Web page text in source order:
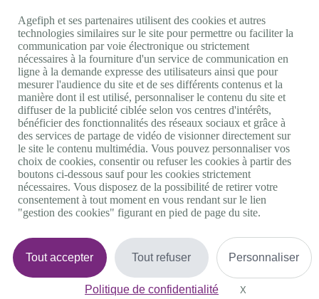
Nos autres sites
Site portail Agefiph
Activateur de progrès
Handinnov
Innovation et recherche
Université du RRH
Service AppuiPro
Nous suivre
Youtube
Linkedin
Facebook
Twitter
0 800 11 10 09Services & appel gratuitsDe 9h à 18h.
Nous contacter
Plateforme de mise en contact LSF
Gestion des cookies
Agefiph et ses partenaires utilisent des cookies et autres
technologies similaires sur le site pour permettre ou faciliter la
communication par voie électronique ou strictement
nécessaires à la fourniture d'un service de communication en
ligne à la demande expresse des utilisateurs ainsi que pour
mesurer l'audience du site et de ses différents contenus et la
manière dont il est utilisé, personnaliser le contenu du site et
diffuser de la publicité ciblée selon vos centres d'intérêts,
bénéficier des fonctionnalités des réseaux sociaux et grâce à
des services de partage de vidéo de visionner directement sur
le site le contenu multimédia. Vous pouvez personnaliser vos
choix de cookies, consentir ou refuser les cookies à partir des
boutons ci-dessous sauf pour les cookies strictement
nécessaires. Vous disposez de la possibilité de retirer votre
consentement à tout moment en vous rendant sur le lien
"gestion des cookies" figurant en pied de page du site.
Tout accepter Tout refuser Personnaliser
Politique de confidentialité X